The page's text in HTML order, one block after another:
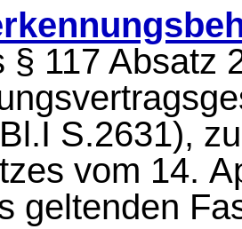
§ 117 Absatz
S.2631),
vom 14.
geltenden